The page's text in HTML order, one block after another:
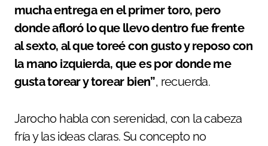
mucha entrega en el primer toro, pero
donde afloró lo que llevo dentro fue frente
al sexto, al que toreé con gusto y reposo con
la mano izquierda, que es por donde me
gusta torear y torear bien”, recuerda.
Jarocho habla con serenidad, con la cabeza
fría y las ideas claras. Su concepto no